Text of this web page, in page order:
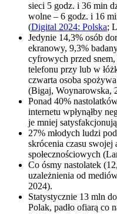
sieci 5 godz. i 36 min
wolne – 6 godz. i 16
(Digital 2024: Polska;
Jedynie 14,3% osób
ekranowy, 9,3%
cyfrowych przed snem,
telefonu przy lub w
czwarta osoba
(Bigaj, Woynarowska,
Ponad 40%
internetu wpłynąłby
je mniej
27% młodych ludzi
skrócenia czasu
społecznościowych
Co ósmy nastolatek
uzależnienia od
2024).
Statystycznie 13 mln
Polak, padło ofiarą co